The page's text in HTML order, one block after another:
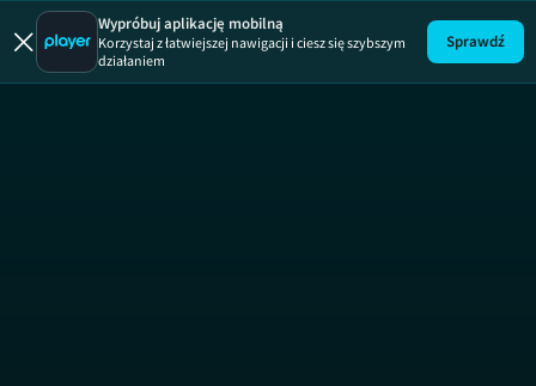
The
Wypróbuj aplikację mobilną
Korzystaj z łatwiejszej nawigacji i ciesz się szybszym
działaniem
Sprawdź